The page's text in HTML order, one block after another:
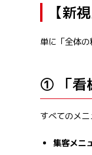
【新
単に「全体
① 「看
すべてのメニ
集客メニ